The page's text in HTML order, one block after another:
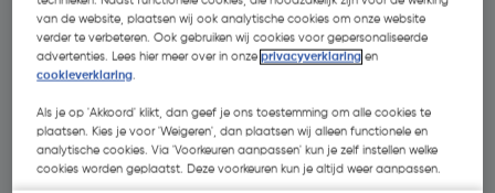
van de website, plaatsen wij ook analytische cookies om onze website
verder te verbeteren. Ook gebruiken wij cookies voor gepersonaliseerde
advertenties. Lees hier meer over in onzeprivacyverklaring en
cookieverklaring.
Als je op 'Akkoord' klikt, dan geef je ons toestemming om alle cookies te
plaatsen. Kies je voor 'Weigeren', dan plaatsen wij alleen functionele en
analytische cookies. Via 'Voorkeuren aanpassen' kun je zelf instellen welke
cookies worden geplaatst. Deze voorkeuren kun je altijd weer aanpassen.